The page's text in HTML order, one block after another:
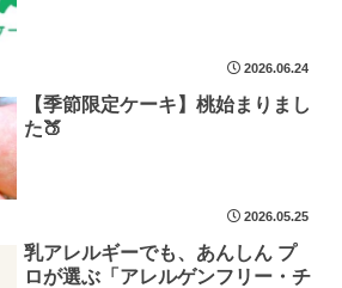
2026.06.24
【季節限定ケーキ】桃始まりまし
た🍑
2026.05.25
乳アレルギーでも、あんしん プ
ロが選ぶ「アレルゲンフリー・チ